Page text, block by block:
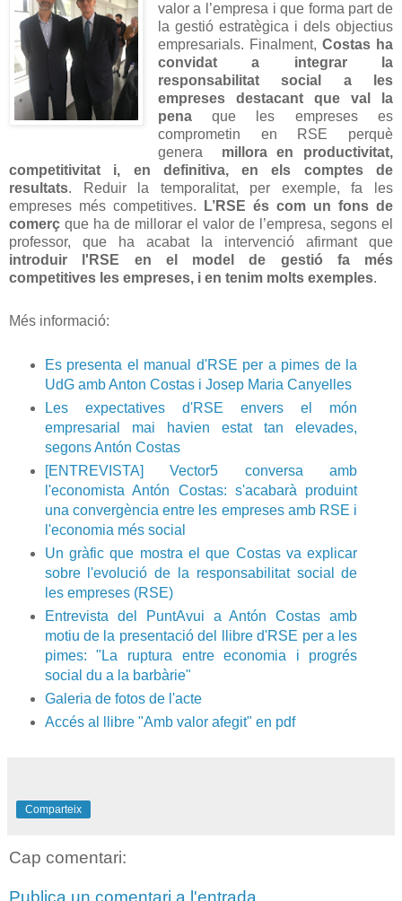
valor a l’empresa i que forma part de
la gestió estratègica i dels objectius
empresarials. Finalment, Costas ha
convidat a integrar la
responsabilitat social a les
empreses destacant que val la
penaque les empreses es
comprometin en RSE perquè
genera
millora en productivitat,
competitivitat i, en definitiva, en els comptes de
resultats. Reduir la temporalitat, per exemple, fa les
empreses més competitives.
L’RSE és com un fons de
comerç que ha de millorar el valor de l’empresa, segons el
professor, que ha acabat la intervenció afirmant que
introduir l'RSE en el model de gestió fa més
competitives les empreses, i en tenim molts exemples.
Més informació:
Es presenta el manual d'RSE per a pimes de la
UdG amb Anton Costas i Josep Maria Canyelles
Les expectatives d'RSE envers el món
empresarial mai havien estat tan elevades,
segons Antón Costas
[ENTREVISTA] Vector5 conversa amb
l'economista Antón Costas: s'acabarà produint
una convergència entre les empreses amb RSE i
l'economia més social
Un gràfic que mostra el que Costas va explicar
sobre l'evolució de la responsabilitat social de
les empreses (RSE)
Entrevista del PuntAvui a Antón Costas amb
motiu de la presentació del llibre d'RSE per a les
pimes: "La ruptura entre economia i progrés
social du a la barbàrie"
Galeria de fotos de l'acte
Accés al llibre "Amb valor afegit" en pdf
Comparteix
Cap comentari:
Publica un comentari a l'entrada